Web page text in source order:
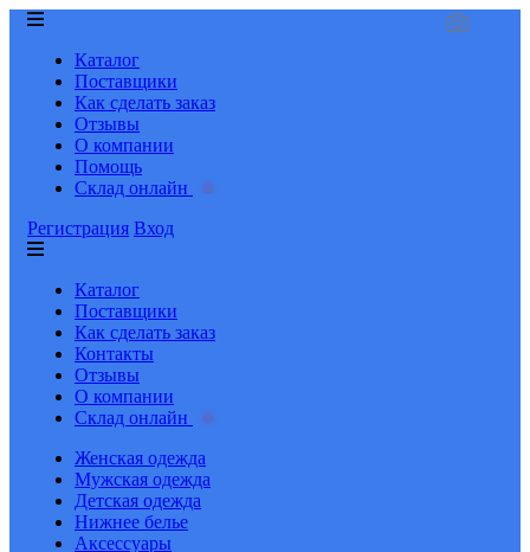
Каталог
Поставщики
Как сделать заказ
Отзывы
О компании
Помощь
Склад онлайн
Регистрация Вход
Каталог
Поставщики
Как сделать заказ
Контакты
Отзывы
О компании
Склад онлайн
Женская одежда
Мужская одежда
Детская одежда
Нижнее белье
Аксессуары